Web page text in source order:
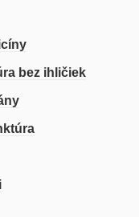
bez ihličiek